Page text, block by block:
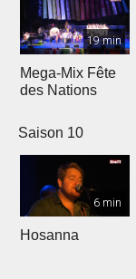
19 min
Mega-Mix Fête
des Nations
Saison 10
6 min
Hosanna